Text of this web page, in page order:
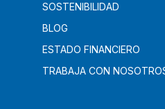
SOSTENIBILIDAD
BLOG
ESTADO FINANCIERO
TRABAJA CON